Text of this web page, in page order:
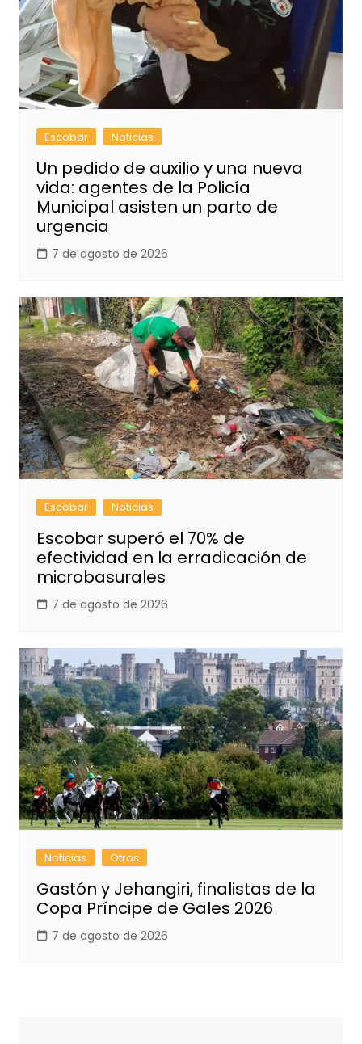
Escobar Noticias
Un pedido de auxilio y una nueva
vida: agentes de la Policía
Municipal asisten un parto de
urgencia
7 de agosto de 2026
Escobar Noticias
Escobar superó el 70% de
efectividad en la erradicación de
microbasurales
7 de agosto de 2026
Noticias Otros
Gastón y Jehangiri, finalistas de la
Copa Príncipe de Gales 2026
7 de agosto de 2026